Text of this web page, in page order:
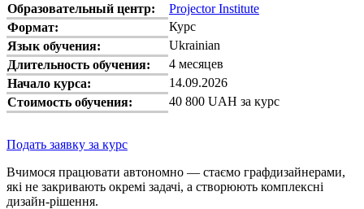
Образовательный центр:
Projector Institute
Формат:
Курс
Язык обучения:
Ukrainian
Длительность обучения:
4 месяцев
Начало курса:
14.09.2026
Стоимость обучения:
40 800 UAH за курс
Подать заявку за курс
Вчимося працювати автономно — стаємо графдизайнерами,
які не закривають окремі задачі, а створюють комплексні
дизайн-рішення.